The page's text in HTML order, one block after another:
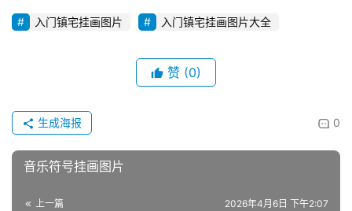
入门镇宅挂画图片 入门镇宅挂画图片大全
赞 (0)
0
生成海报
音乐符号挂画图片
上一篇 2026年4月6日 下午2:07